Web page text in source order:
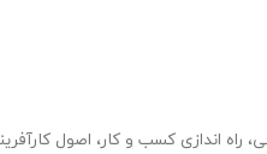
، راه اندازی کسب و کار، اصول